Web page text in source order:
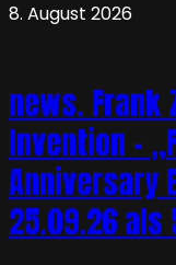
8. August 2026
news. Frank
Invention –
Anniversary
25.09.26 als